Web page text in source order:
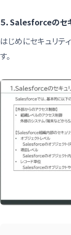
５．Salesforceのセ
はじめにセキュリテ
す。